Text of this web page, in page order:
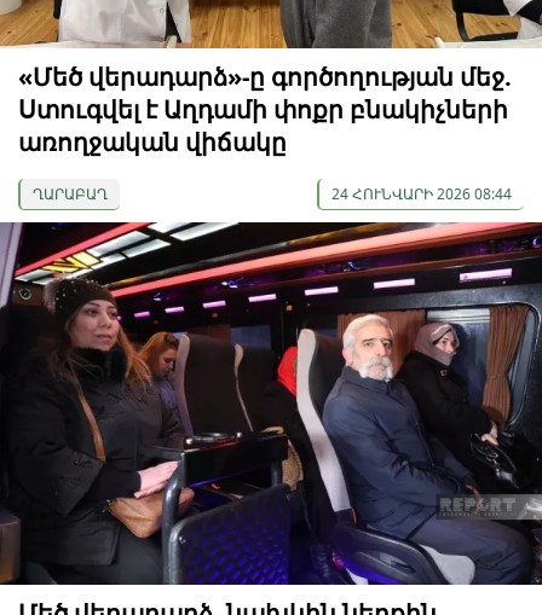
«Մեծ վերադարձ»-ը գործողության մեջ.
Ստուգվել է Աղդամի փոքր բնակիչների
առողջական վիճակը
ՂԱՐԱԲԱՂ 24 ՀՈՒՆՎԱՐԻ 2026 08:44